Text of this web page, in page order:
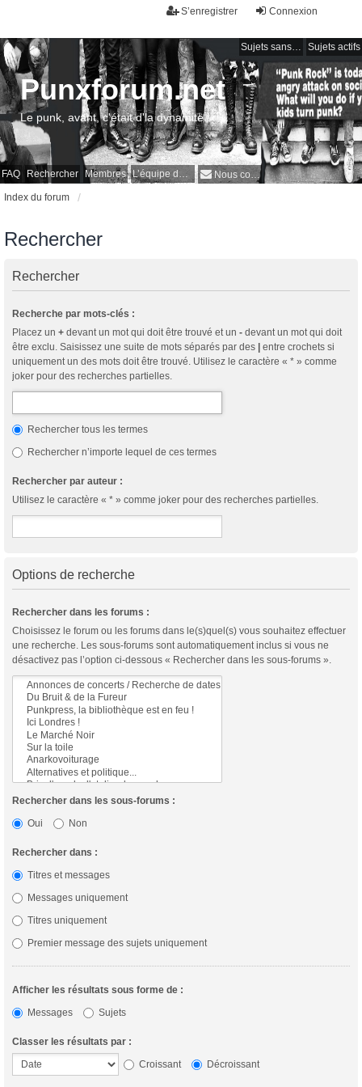
Connexion
S’enregistrer
Sujets sans réponse Sujets actifs
FAQ Rechercher Membres L’équipe du forum Nous contacter
Punxforum.net
Le punk, avant, c'était d'la dynamite !
Index du forum
Rechercher
Rechercher
Recherche par mots-clés :
Placez un + devant un mot qui doit être trouvé et un - devant un mot qui doit
être exclu. Saisissez une suite de mots séparés par des
entre crochets si
uniquement un des mots doit être trouvé. Utilisez le caractère « * » comme
joker pour des recherches partielles.
Rechercher tous les termes
Rechercher n’importe lequel de ces termes
Rechercher par auteur :
Utilisez le caractère « * » comme joker pour des recherches partielles.
Options de recherche
Rechercher dans les forums :
Choisissez le forum ou les forums dans le(s)quel(s) vous souhaitez effectuer
une recherche. Les sous-forums sont automatiquement inclus si vous ne
désactivez pas l’option ci-dessous « Rechercher dans les sous-forums ».
Rechercher dans les sous-forums :
Oui
Non
Rechercher dans :
Titres et messages
Messages uniquement
Titres uniquement
Premier message des sujets uniquement
Afficher les résultats sous forme de :
Messages
Sujets
Classer les résultats par :
Croissant
Décroissant